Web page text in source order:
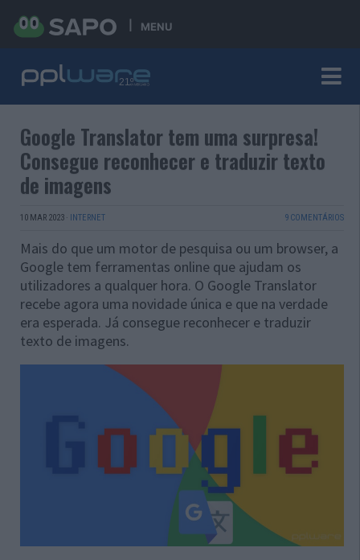
MENU
Google Translator tem uma surpresa!
Consegue reconhecer e traduzir texto
de imagens
10 MAR 2023 · INTERNET 9 COMENTÁRIOS
Mais do que um motor de pesquisa ou um browser, a
Google tem ferramentas online que ajudam os
utilizadores a qualquer hora. O Google Translator
recebe agora uma novidade única e que na verdade
era esperada. Já consegue reconhecer e traduzir
texto de imagens.